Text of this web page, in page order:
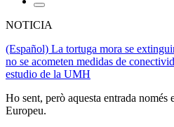
NOTICIA
(Español) La tortuga mora se
no se acometen medidas de
estudio de la UMH
Ho sent, però aquesta entrada només
Europeu.